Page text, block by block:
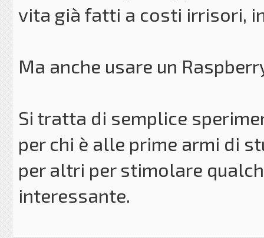
vita già fatti a costi irrisori,
Ma anche usare un
Si tratta di semplice
per chi è alle prime armi di
per altri per stimolare
interessante.